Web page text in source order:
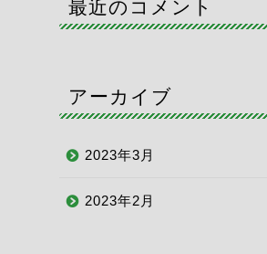
最近のコメント
アーカイブ
2023年3月
2023年2月